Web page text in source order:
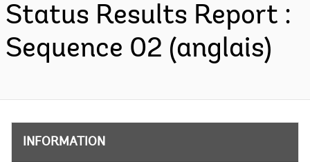
Status Results Report :
Sequence 02 (anglais)
INFORMATION